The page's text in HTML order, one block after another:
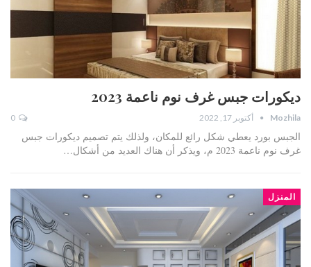
ديكورات جبس غرف نوم ناعمة 2023
Mozhila أكتوبر 17, 2022
الجبس بورد يعطي شكل رائع للمكان، ولذلك يتم تصميم ديكورات جبس
غرف نوم ناعمة 2023 م، ويذكر أن هناك العديد من أشكال…
المنزل